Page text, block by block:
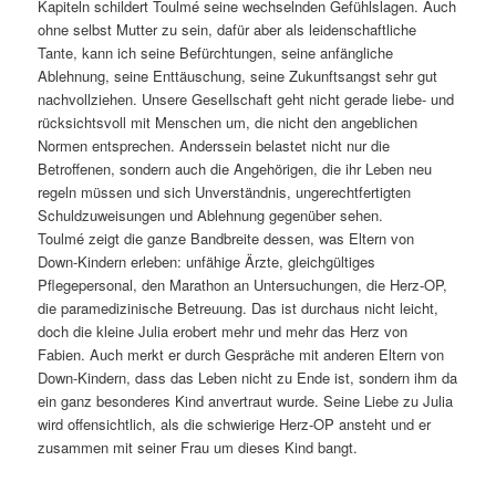
Kapiteln schildert Toulmé seine wechselnden Gefühlslagen. Auch
ohne selbst Mutter zu sein, dafür aber als leidenschaftliche
Tante, kann ich seine Befürchtungen, seine anfängliche
Ablehnung, seine Enttäuschung, seine Zukunftsangst sehr gut
nachvollziehen. Unsere Gesellschaft geht nicht gerade liebe- und
rücksichtsvoll mit Menschen um, die nicht den angeblichen
Normen entsprechen. Anderssein belastet nicht nur die
Betroffenen, sondern auch die Angehörigen, die ihr Leben neu
regeln müssen und sich Unverständnis, ungerechtfertigten
Schuldzuweisungen und Ablehnung gegenüber sehen.
Toulmé zeigt die ganze Bandbreite dessen, was Eltern von
Down-Kindern erleben: unfähige Ärzte, gleichgültiges
Pflegepersonal, den Marathon an Untersuchungen, die Herz-OP,
die paramedizinische Betreuung. Das ist durchaus nicht leicht,
doch die kleine Julia erobert mehr und mehr das Herz von
Fabien. Auch merkt er durch Gespräche mit anderen Eltern von
Down-Kindern, dass das Leben nicht zu Ende ist, sondern ihm da
ein ganz besonderes Kind anvertraut wurde. Seine Liebe zu Julia
wird offensichtlich, als die schwierige Herz-OP ansteht und er
zusammen mit seiner Frau um dieses Kind bangt.